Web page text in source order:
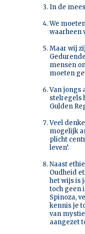
In de
We
waarheen
Maar wij
mensen
moeten
Van jongs
stelregels
Gulden
Veel
mogelijk
plicht
leven’.
Naast
Oudheid
het wijs is
toch geen
Spinoza,
kennis je
van
aangezet